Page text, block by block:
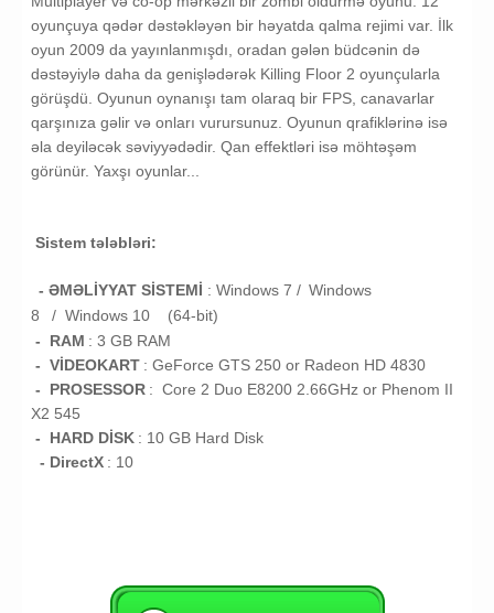
oyunçuya qədər dəstəkləyən bir həyatda qalma rejimi var. İlk
oyun 2009 da yayınlanmışdı, oradan gələn büdcənin də
dəstəyiylə daha da genişlədərək Killing Floor 2 oyunçularla
görüşdü. Oyunun oynanışı tam olaraq bir FPS, canavarlar
qarşınıza gəlir və onları vurursunuz. Oyunun qrafiklərinə isə
əla deyiləcək səviyyədədir. Qan effektləri isə möhtəşəm
görünür. Yaxşı oyunlar...
Sistem tələbləri:
- ƏMƏLİYYAT SİSTEMİ : Windows 7 / Windows
8
/ Windows 10 (64-bit)
- RAM : 3 GB RAM
- VİDEOKART : GeForce GTS 250 or Radeon HD 4830
- PROSESSOR : Core 2 Duo E8200 2.66GHz or Phenom II
X2 545
- HARD DİSK : 10 GB Hard Disk
- DirectX : 10